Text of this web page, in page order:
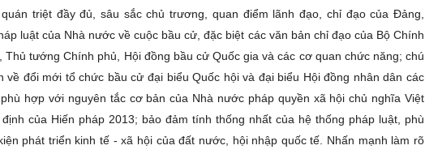
triệt đầy đủ, sâu sắc chủ trương, quan điểm lãnh đạo, chỉ đạo của Đảng,
luật của Nhà nước về cuộc bầu cử, đặc biệt các văn bản chỉ đạo của Bộ Chính
Thủ tướng Chính phủ, Hội đồng bầu cử Quốc gia và các cơ quan chức năng; chú
về đổi mới tổ chức bầu cử đại biểu Quốc hội và đại biểu Hội đồng nhân dân các
hợp với nguyên tắc cơ bản của Nhà nước pháp quyền xã hội chủ nghĩa Việt
của Hiến pháp 2013; bảo đảm tính thống nhất của hệ thống pháp luật, phù
phát triển kinh tế - xã hội của đất nước, hội nhập quốc tế. Nhấn mạnh làm rõ